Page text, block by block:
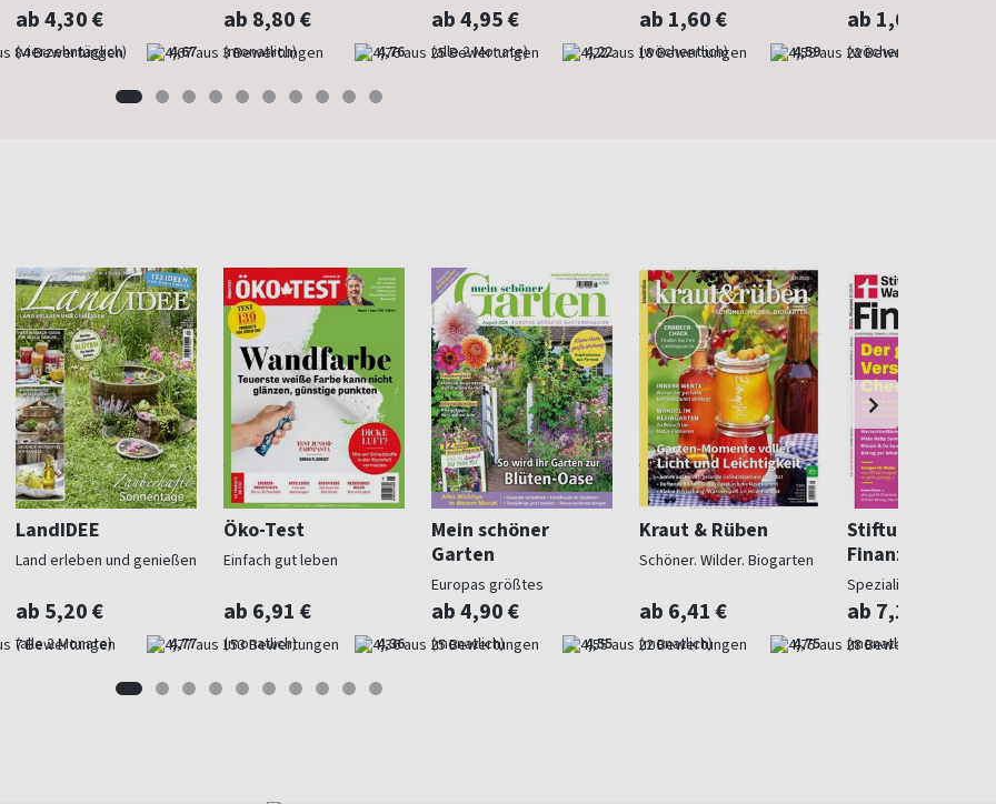
ab 4,30 €
(vierzehntäglich) 4,67
ab 8,80 €
(monatlich) 4,76
ab 4,95 €
(alle 2 Monate) 4,22
ab 1,60 €
(wöchentlich) 4,59
ab 1,60 €
(wöchentlich)
LandIDEE
Land erleben und genießen
ab 5,20 €
(alle 2 Monate) 4,77
Öko-Test
Einfach gut leben
ab 6,91 €
(monatlich) 4,36
Mein schöner
Garten
Europas größtes
Gartenmagazin
ab 4,90 €
(monatlich) 4,55
Kraut & Rüben
Schöner. Wilder. Biogarten
ab 6,41 €
(monatlich) 4,75
Stiftung
Finanzen
Spezialist in
ab 7,10 €
(monatlich)